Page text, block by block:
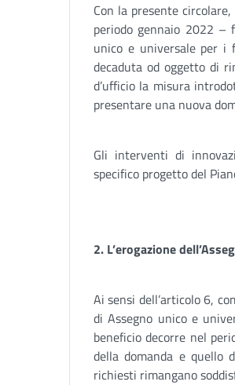
Con la presente
periodo gennaio 2022 –
unico e universale per i
decaduta od oggetto di
d’ufficio la misura
presentare una nuova
Gli interventi di
specifico progetto del
2. L’erogazione
Ai sensi dell’articolo 6,
di Assegno unico e
beneficio decorre nel
della domanda e quello
richiesti rimangano